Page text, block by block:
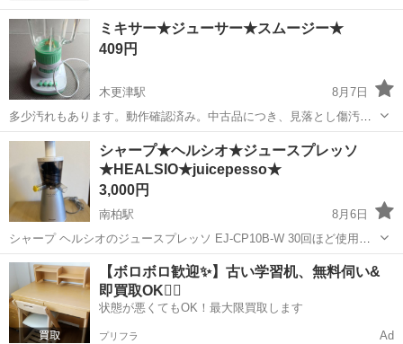
ミキサー★ジューサー★スムージー★
409円
木更津駅
8月7日
多少汚れもあります。動作確認済み。中古品につき、見落とし傷汚れ
があるかもしれません。神経質な方はご遠慮下さい。返品不可です。
他の商品と同時お取引でお値引きします。他の商品もぜひご覧くださ
い。 最近取引する気がないのに購入...
千葉 木更津市 木更津駅 キッチン家電
シャープ★ヘルシオ★ジュースプレッソ
★HEALSIO★juicepesso★
3,000円
南柏駅
8月6日
シャープ ヘルシオのジュースプレッソ EJ-CP10B-W 30回ほど使用し
て保管したままになっていました。 取扱説明書あり 箱なし、カップな
しです。 細かい傷や汚れなどあります。 完動品ですが、中古ですので
その旨ご理...
千葉 柏市 南柏駅 キッチン家電 ヘルシオ
【ボロボロ歓迎✨】古い学習机、無料伺い&
即買取OK🙆‍♀️
状態が悪くてもOK！最大限買取します
プリフラ Ad